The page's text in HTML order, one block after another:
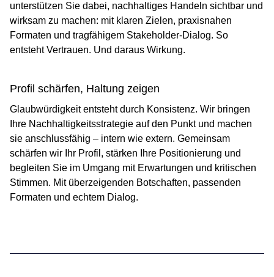
unterstützen Sie dabei, nachhaltiges Handeln sichtbar und
wirksam zu machen: mit klaren Zielen, praxisnahen
Formaten und tragfähigem Stakeholder-Dialog. So
entsteht Vertrauen. Und daraus Wirkung.
Profil schärfen, Haltung zeigen
Glaubwürdigkeit entsteht durch Konsistenz. Wir bringen
Ihre Nachhaltigkeitsstrategie auf den Punkt und machen
sie anschlussfähig – intern wie extern. Gemeinsam
schärfen wir Ihr Profil, stärken Ihre Positionierung und
begleiten Sie im Umgang mit Erwartungen und kritischen
Stimmen. Mit überzeigenden Botschaften, passenden
Formaten und echtem Dialog.